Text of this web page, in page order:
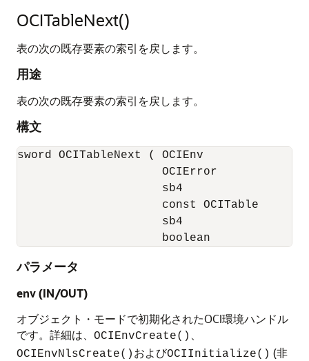
OCITableNext()
表の次の既存要素の索引を戻します。
用途
表の次の既存要素の索引を戻します。
構文
sword OCITableNext ( OCIEnv
OCIError
sb4
const OCITable
sb4
boolean
パラメータ
env (IN/OUT)
オブジェクト・モードで初期化されたOCI環境ハンドル
です。詳細は、 OCIEnvCreate()
OCIEnvNlsCreate() およびOCIInitialize() (非